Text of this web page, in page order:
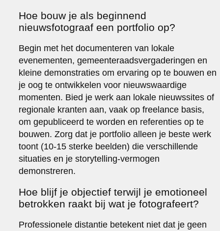
Hoe bouw je als beginnend
nieuwsfotograaf een portfolio op?
Begin met het documenteren van lokale
evenementen, gemeenteraadsvergaderingen en
kleine demonstraties om ervaring op te bouwen en
je oog te ontwikkelen voor nieuwswaardige
momenten. Bied je werk aan lokale nieuwssites of
regionale kranten aan, vaak op freelance basis,
om gepubliceerd te worden en referenties op te
bouwen. Zorg dat je portfolio alleen je beste werk
toont (10-15 sterke beelden) die verschillende
situaties en je storytelling-vermogen
demonstreren.
Hoe blijf je objectief terwijl je emotioneel
betrokken raakt bij wat je fotografeert?
Professionele distantie betekent niet dat je geen